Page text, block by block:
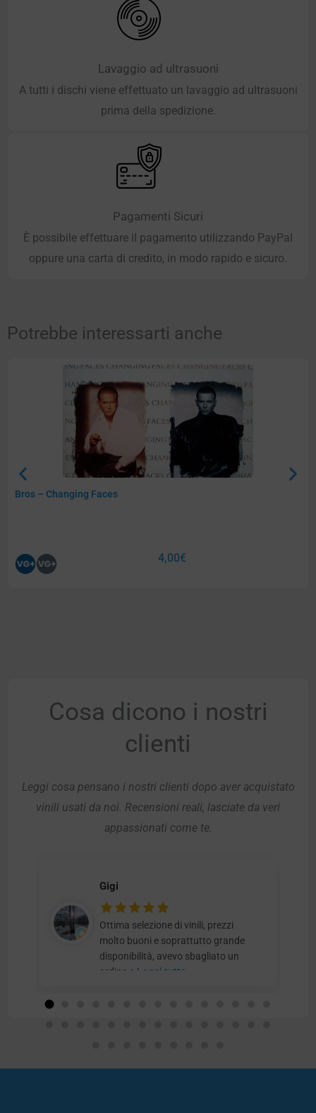
Lavaggio ad ultrasuoni
A tutti i dischi viene effettuato un lavaggio ad ultrasuoni
prima della spedizione.
Pagamenti Sicuri
È possibile effettuare il pagamento utilizzando PayPal
oppure una carta di credito, in modo rapido e sicuro.
Potrebbe interessarti anche
Bros – Changing Faces
4,00€
Cosa dicono i nostri
clienti
Leggi cosa pensano i nostri clienti dopo aver acquistato
vinili usati da noi. Recensioni reali, lasciate da veri
appassionati come te.
Gigi
Ottima selezione di vinili, prezzi
molto buoni e soprattutto grande
disponibilità, avevo sbagliato un
ordine e Leggi tutto